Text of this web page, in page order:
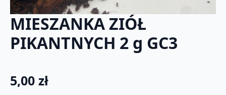
MIESZANKA ZIÓŁ
PIKANTNYCH 2 g GC3
5,00 zł